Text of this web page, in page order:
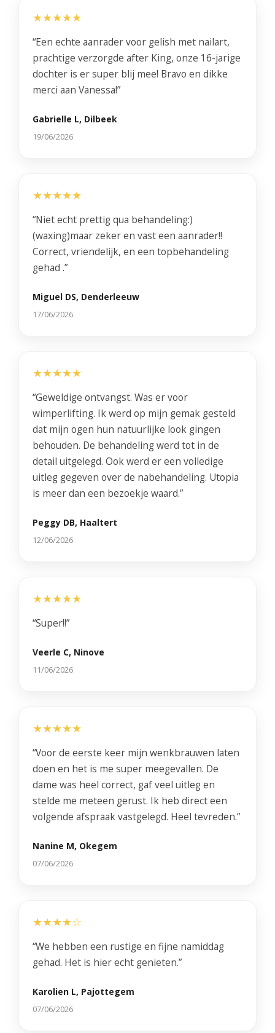
★★★★★
“Een echte aanrader voor gelish met nailart,
prachtige verzorgde after King, onze 16-jarige
dochter is er super blij mee! Bravo en dikke
merci aan Vanessa!”
Gabrielle L, Dilbeek
19/06/2026
★★★★★
“Niet echt prettig qua behandeling:)
(waxing)maar zeker en vast een aanrader!!
Correct, vriendelijk, en een topbehandeling
gehad .”
Miguel DS, Denderleeuw
17/06/2026
★★★★★
“Geweldige ontvangst. Was er voor
wimperlifting. Ik werd op mijn gemak gesteld
dat mijn ogen hun natuurlijke look gingen
behouden. De behandeling werd tot in de
detail uitgelegd. Ook werd er een volledige
uitleg gegeven over de nabehandeling. Utopia
is meer dan een bezoekje waard.”
Peggy DB, Haaltert
12/06/2026
★★★★★
“Super!!”
Veerle C, Ninove
11/06/2026
★★★★★
“Voor de eerste keer mijn wenkbrauwen laten
doen en het is me super meegevallen. De
dame was heel correct, gaf veel uitleg en
stelde me meteen gerust. Ik heb direct een
volgende afspraak vastgelegd. Heel tevreden.”
Nanine M, Okegem
07/06/2026
★★★★☆
“We hebben een rustige en fijne namiddag
gehad. Het is hier echt genieten.”
Karolien L, Pajottegem
07/06/2026